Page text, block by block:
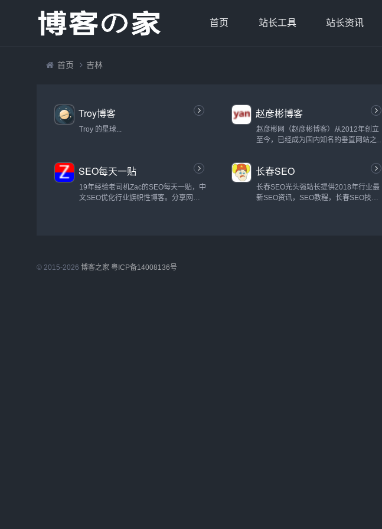
首页 站长工具 站长资讯
首页 吉林
Troy博客
Troy 的星球...
赵彦彬博客
赵彦彬网（赵彦彬博客）从2012年创立
至今，已经成为国内知名的垂直网站之
知识，为草根站长与创业者提供全面的网
络推广、网络营销、网站优化、创业故事
等文章。...
SEO每天一贴
19年经验老司机Zac的SEO每天一贴，中
文SEO优化行业旗帜性博客。分享网站
长春SEO
长春SEO光头强站长提供2018年行业最
新SEO资讯，SEO教程，长春SEO技
© 2015-2026 博客之家 粤ICP备14008136号